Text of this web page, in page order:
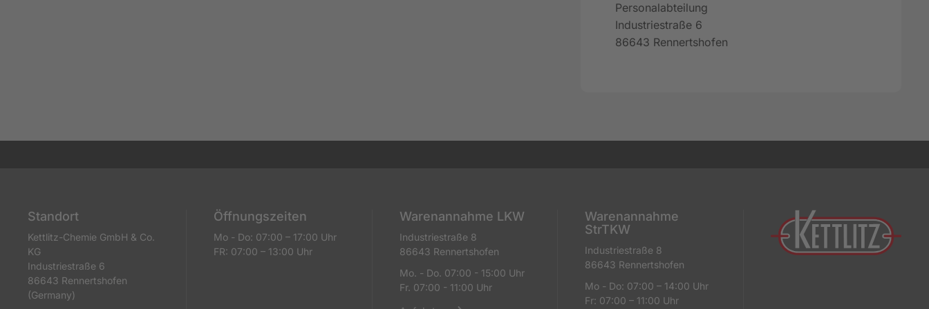
Personalabteilung
Industriestraße 6
86643 Rennertshofen
Standort
Kettlitz-Chemie GmbH & Co.
KG
Industriestraße 6
86643 Rennertshofen
(Germany)
Öffnungszeiten
Mo - Do: 07:00 – 17:00 Uhr
FR: 07:00 – 13:00 Uhr
Warenannahme LKW
Industriestraße 8
86643 Rennertshofen
Mo. - Do. 07:00 - 15:00 Uhr
Fr. 07:00 - 11:00 Uhr
Warenannahme
StrTKW
Industriestraße 8
86643 Rennertshofen
Mo - Do: 07:00 – 14:00 Uhr
Fr: 07:00 – 11:00 Uhr